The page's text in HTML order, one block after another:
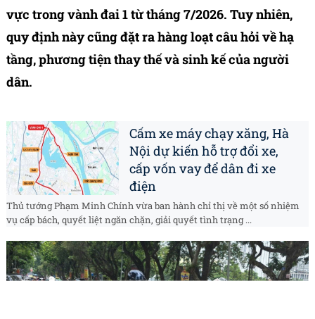
vực trong vành đai 1 từ tháng 7/2026. Tuy nhiên,
quy định này cũng đặt ra hàng loạt câu hỏi về hạ
tầng, phương tiện thay thế và sinh kế của người
dân.
Cấm xe máy chạy xăng, Hà
Nội dự kiến hỗ trợ đổi xe,
cấp vốn vay để dân đi xe
điện
Thủ tướng Phạm Minh Chính vừa ban hành chỉ thị về một số nhiệm
vụ cấp bách, quyết liệt ngăn chặn, giải quyết tình trạng ...